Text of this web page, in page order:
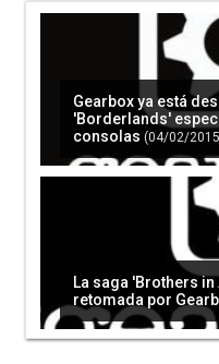
Gearbox ya está
'Borderlands'
consolas (04/02/
La saga 'Brothers
retomada por